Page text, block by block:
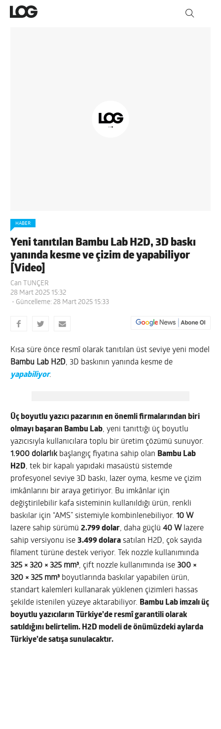
HABER
Yeni tanıtılan Bambu Lab H2D, 3D baskı
yanında kesme ve çizim de yapabiliyor
[Video]
Can TUNÇER
28 Mart 2025 15:32
- Güncelleme: 28 Mart 2025 15:33
Kısa süre önce resmî olarak tanıtılan üst seviye yeni model
Bambu Lab H2D, 3D baskının yanında kesme de
yapabiliyor.
Üç boyutlu yazıcı pazarının en önemli firmalarından biri
olmayı başaran Bambu Lab, yeni tanıttığı üç boyutlu
yazıcısıyla kullanıcılara toplu bir üretim çözümü sunuyor.
1.900 dolarlıkbaşlangıç fiyatına sahip olan Bambu Lab
H2D, tek bir kapalı yapıdaki masaüstü sistemde
profesyonel seviye 3D baskı, lazer oyma, kesme ve çizim
imkânlarını bir araya getiriyor. Bu imkânlar için
değiştirilebilir kafa sisteminin kullanıldığı ürün, renkli
baskılar için “AMS” sistemiyle kombinlenebiliyor.10 W
lazere sahip sürümü2.799 dolar, daha güçlü40 W lazere
sahip versiyonu ise3.499 dolara satılan H2D, çok sayıda
filament türüne destek veriyor. Tek nozzle kullanımında
325 × 320 × 325 mm³, çift nozzle kullanımında ise 300 ×
320 × 325 mm³ boyutlarında baskılar yapabilen ürün,
standart kalemleri kullanarak yüklenen çizimleri hassas
şekilde istenilen yüzeye aktarabiliyor. Bambu Lab imzalı üç
boyutlu yazıcıların Türkiye’de resmî garantili olarak
satıldığını belirtelim. H2D modeli de önümüzdeki aylarda
Türkiye’de satışa sunulacaktır.